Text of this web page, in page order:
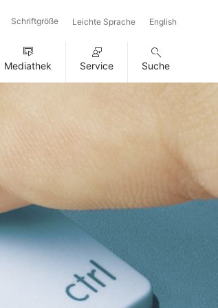
Schriftgröße Leichte Sprache English
Mediathek Service Suche